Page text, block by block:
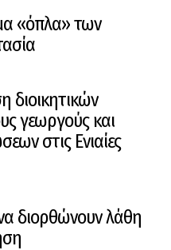
«όπλα» των
διοικητικών
γεωργούς και
στις Ενιαίες
διορθώνουν λάθη